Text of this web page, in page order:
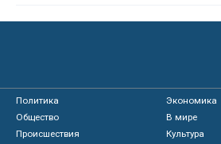
Политика
Экономика
Общество
В мире
Происшествия
Культура